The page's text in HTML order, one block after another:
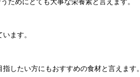
ます。
したい方にもおすすめの食材と言えます。